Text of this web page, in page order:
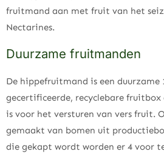
fruitmand aan met fruit van het
Nectarines.
Duurzame fruitmanden
De hippefruitmand is een duurzame
gecertificeerde, recyclebare
is voor het versturen van vers fruit.
gemaakt van bomen uit
die gekapt wordt worden er 4 voor